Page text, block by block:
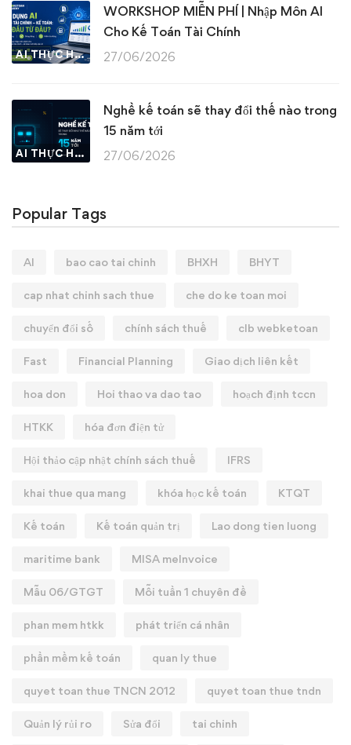
AI THỰC HÀNH
WORKSHOP MIỄN PHÍ | Nhập Môn AI
Cho Kế Toán Tài Chính
27/06/2026
AI THỰC HÀNH
Nghề kế toán sẽ thay đổi thế nào trong
15 năm tới
27/06/2026
Popular Tags
AI bao cao tai chinh BHXH BHYT
cap nhat chinh sach thue che do ke toan moi
chuyển đổi số chính sách thuế clb webketoan
Fast Financial Planning Giao dịch liên kết
hoa don Hoi thao va dao tao hoạch định tccn
HTKK hóa đơn điện tử
Hội thảo cập nhật chính sách thuế IFRS
khai thue qua mang khóa học kế toán KTQT
Kế toán Kế toán quản trị Lao dong tien luong
maritime bank MISA meInvoice
Mẫu 06/GTGT Mỗi tuần 1 chuyên đề
phan mem htkk phát triển cá nhân
phần mềm kế toán quan ly thue
quyet toan thue TNCN 2012 quyet toan thue tndn
Quản lý rủi ro Sửa đổi tai chinh